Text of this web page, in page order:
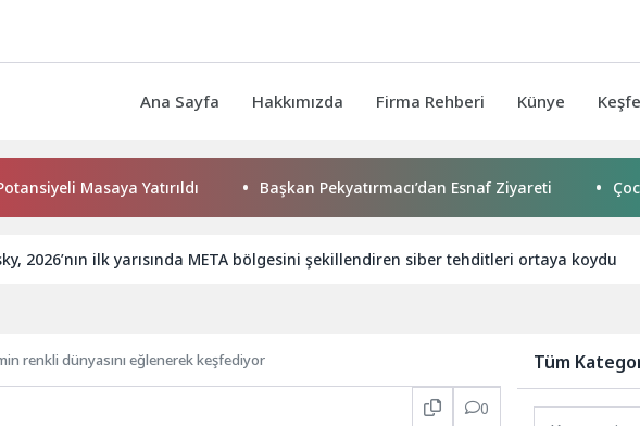
Ana Sayfa Hakkımızda Firma Rehberi Künye
Masaya Yatırıldı Başkan Pekyatırmacı’dan Esnaf Ziyareti Çocuklar
2026’nın ilk yarısında META bölgesini şekillendiren siber tehditleri ortaya koydu
renkli dünyasını eğlenerek keşfediyor
0
Tüm